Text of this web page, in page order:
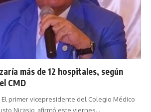
más de 12 hospitales, según
CMD
El primer vicepresidente del Colegio Médico
Nicasio, afirmó este viernes…